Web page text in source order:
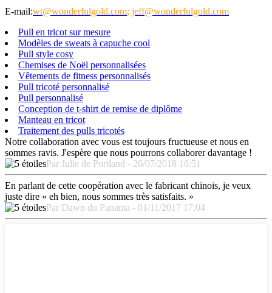
E-mail:wt@wonderfulgold.com; jeff@wonderfulgold.com
Pull en tricot sur mesure
Modèles de sweats à capuche cool
Pull style cosy
Chemises de Noël personnalisées
Vêtements de fitness personnalisés
Pull tricoté personnalisé
Pull personnalisé
Conception de t-shirt de remise de diplôme
Manteau en tricot
Traitement des pulls tricotés
Notre collaboration avec vous est toujours fructueuse et nous en
sommes ravis. J'espère que nous pourrons collaborer davantage !
Par Julie de Portland - 26/07/2018 16:51
En parlant de cette coopération avec le fabricant chinois, je veux
juste dire « eh bien, nous sommes très satisfaits. »
Par Dawn du Panama - 01/11/2017 17:04